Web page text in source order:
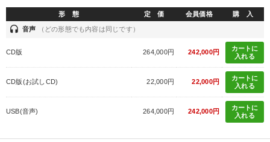
形 態 定 価 会員価格 購 入
headset 音声 （どの形態でも内容は同じです）
CD版 264,000円 242,000円
カートに
入れる
CD版(お試しCD) 22,000円 22,000円
カートに
入れる
USB(音声) 264,000円 242,000円
カートに
入れる